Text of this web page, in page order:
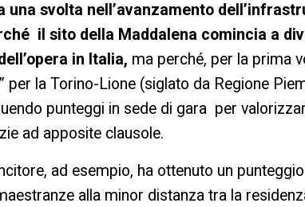
una svolta nell’avanzamento
il sito della Maddalena comincia a
in Italia, ma perché, per la prima
” per la Torino-Lione (siglato da Regione
punteggi in sede di gara per
ad apposite clausole.
ad esempio, ha ottenuto un
alla minor distanza tra la